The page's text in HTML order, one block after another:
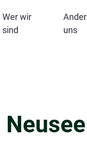
Wer wir
sind
uns